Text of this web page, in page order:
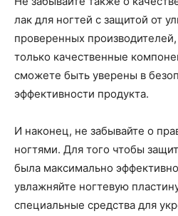
лак для ногтей с защитой от
проверенных
только качественные
сможете быть уверены в
эффективности продукта.
И наконец, не забывайте о
ногтями. Для того чтобы
была максимально
увлажняйте ногтевую
специальные средства для